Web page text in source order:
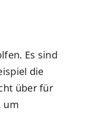
Es sind
die
über für
um